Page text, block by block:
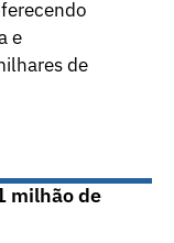
e
de
milhão de